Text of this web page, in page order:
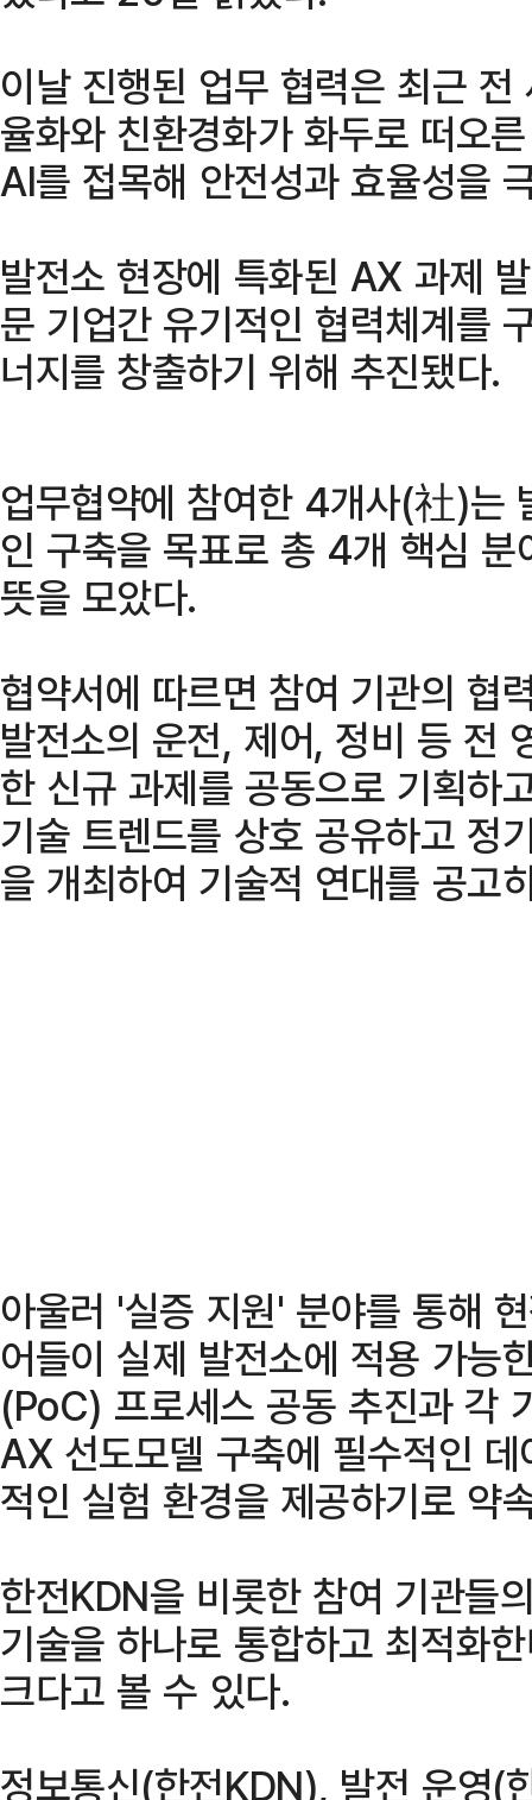
이날 진행된 업무 협력은 최근
율화와 친환경화가 화두로 떠오
AI를 접목해 안전성과 효율성을
발전소 현장에 특화된 AX 과제
문 기업간 유기적인 협력체계를
너지를 창출하기 위해 추진됐다.
업무협약에 참여한 4개사(社)는
인 구축을 목표로 총 4개 핵심
뜻을 모았다.
협약서에 따르면 참여 기관의 협
발전소의 운전, 제어, 정비 등 전
한 신규 과제를 공동으로 기획하
기술 트렌드를 상호 공유하고 정
을 개최하여 기술적 연대를 공고
아울러 '실증 지원' 분야를 통해
어들이 실제 발전소에 적용 가능
(PoC) 프로세스 공동 추진과 각
AX 선도모델 구축에 필수적인
적인 실험 환경을 제공하기로 약
한전KDN을 비롯한 참여 기관들
기술을 하나로 통합하고 최적화
크다고 볼 수 있다.
정보통신(한전KDN), 발전 운영(